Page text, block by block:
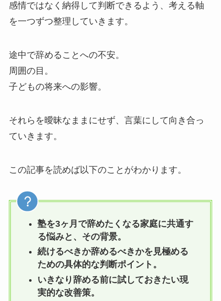
感情ではなく納得して判断できるよう、考える軸
を一つずつ整理していきます。
途中で辞めることへの不安。
周囲の目。
子どもの将来への影響。
それらを曖昧なままにせず、言葉にして向き合っ
ていきます。
この記事を読めば以下のことがわかります。
塾を3ヶ月で辞めたくなる家庭に共通す
る悩みと、その背景。
続けるべきか辞めるべきかを見極める
ための具体的な判断ポイント。
いきなり辞める前に試しておきたい現
実的な改善策。